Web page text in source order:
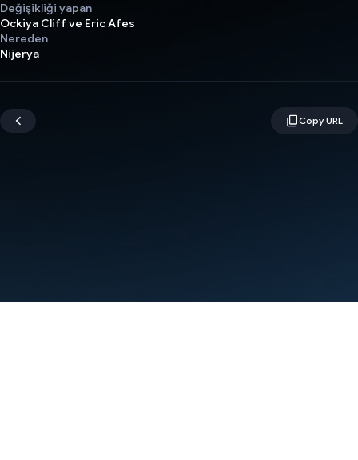
Değişikliği yapan
Ockiya Cliff ve Eric Afes
Nereden
Nijerya